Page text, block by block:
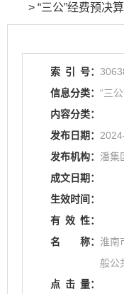
> “三公”经费预决算
索 引 号：
信息分类： “三
内容分类：
发布日期：
发布机构： 潘集
成文日期：
生效时间：
有 效 性：
名
称： 淮南
般公
点 击 量：